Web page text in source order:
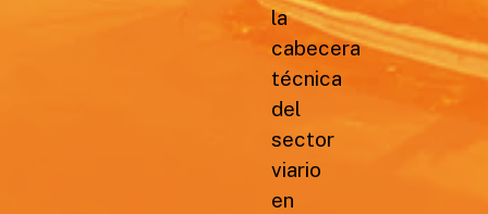
la
cabecera
técnica
del
sector
viario
en